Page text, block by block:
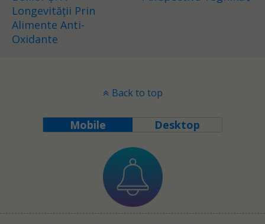
Longevității Prin
Alimente Anti-
Oxidante
Back to top
Mobile Desktop